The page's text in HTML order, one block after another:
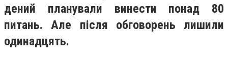
дений планували винести понад 80
питань. Але після обговорень лишили
одинадцять.